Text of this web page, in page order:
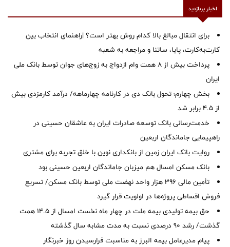
اخبار پربازدید
برای انتقال مبالغ بالا کدام روش بهتر است؟ |راهنمای انتخاب بین
کارت‌به‌کارت، پایا، ساتنا و مراجعه به شعبه
پرداخت بیش از ۸ همت وام ازدواج به زوج‌های جوان توسط بانک ملی
ایران
بخش چهارم؛ تحول بانک دی در کارنامه چهارماهه/ درآمد کارمزدی بیش
از ۴.۵ برابر شد
خدمت‌رسانی بانک توسعه صادرات ایران به عاشقان حسینی در
راهپیمایی جاماندگان اربعین
روایت بانک ایران زمین از بانکداری نوین با خلق تجربه برای مشتری
بانک مسکن امسال هم میزبان جاماندگان اربعین حسینی بود
تأمین مالی ۳۹۶ هزار واحد نهضت ملی توسط بانک مسکن/ تسریع
فروش اقساطی پروژه‌ها در اولویت قرار گیرد
حق بیمه تولیدی بیمه ملت در چهار ماه نخست امسال از 14.5 همت
گذشت/ رشد 90 درصدی نسبت به مدت مشابه سال گذشته
پیام مدیرعامل بیمه البرز به مناسبت فرارسیدن روز خبرنگار